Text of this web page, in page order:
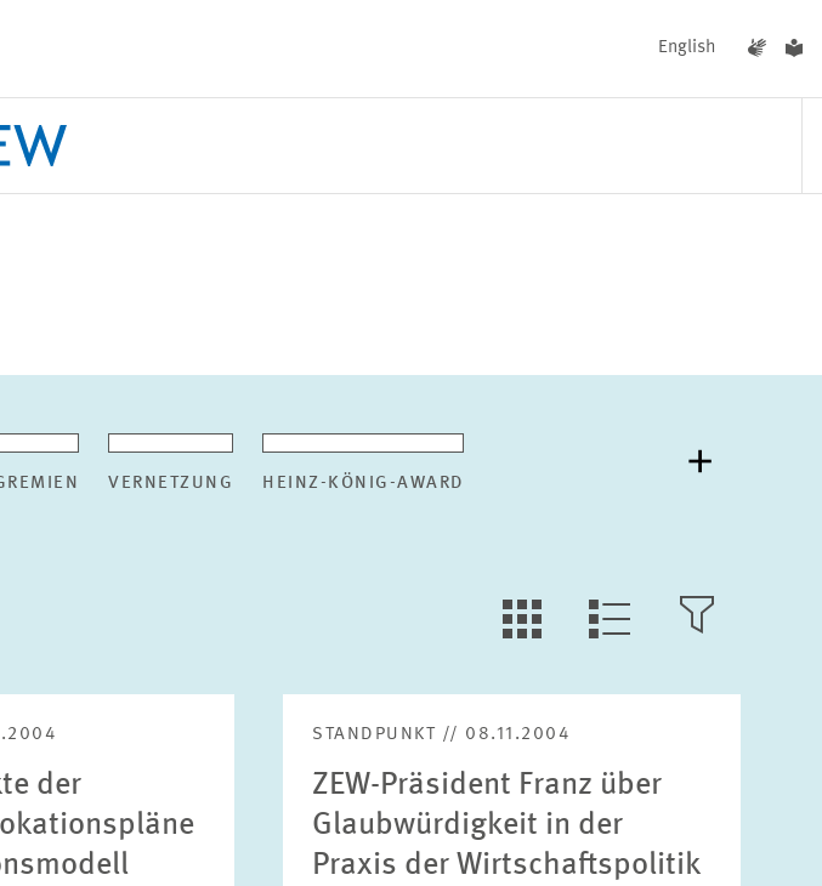
English
VERNETZUNG HEINZ-KÖNIG-AWARD
LLL:LIST.OPEN.FILTER
LLL:LIST.VIEW
der
STANDPUNKT // 08.11.2004
ZEW-Präsident Franz über
Glaubwürdigkeit in der
Praxis der Wirtschaftspolitik